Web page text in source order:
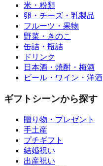
米・粉類
卵・チーズ・乳製品
フルーツ・果物
野菜・きのこ
缶詰・瓶詰
ドリンク
日本酒・焼酎・梅酒
ビール・ワイン・洋酒
ギフトシーンから探す
贈り物・プレゼント
手土産
プチギフト
結婚祝い
出産祝い